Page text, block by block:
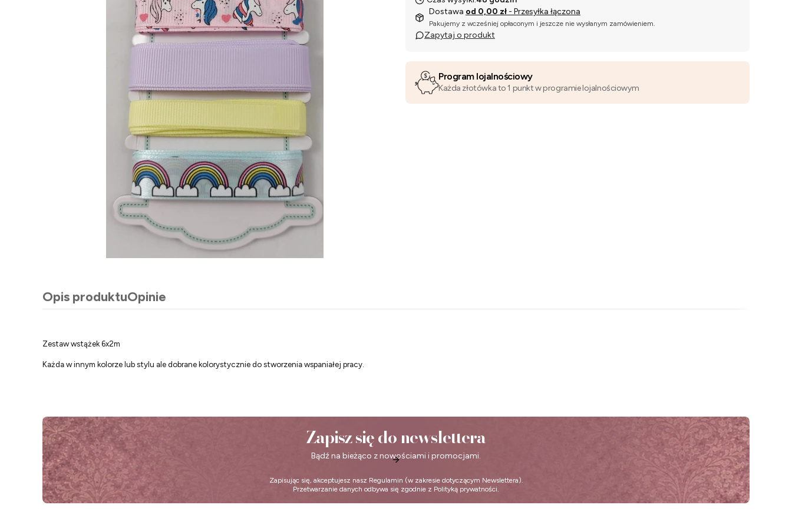
Dostawa od 0,00 zł - Przesyłka łączona
Pakujemy z wcześniej opłaconym i jeszcze nie wysłanym zamówieniem.
Zapytaj o produkt
Program lojalnościowy
Każda złotówka to 1 punkt w programie lojalnościowym
Opis produktuOpinie
Zestaw wstążek 6x2m
Każda w innym kolorze lub stylu ale dobrane kolorystycznie do stworzenia wspaniałej pracy.
Zapisz się do newslettera
Bądź na bieżąco z nowościami i promocjami.
Zapisując się, akceptujesz nasz Regulamin (w zakresie dotyczącym Newslettera).
Przetwarzanie danych odbywa się zgodnie z Polityką prywatności.